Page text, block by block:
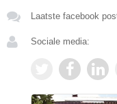
Laatste facebook
Sociale media: